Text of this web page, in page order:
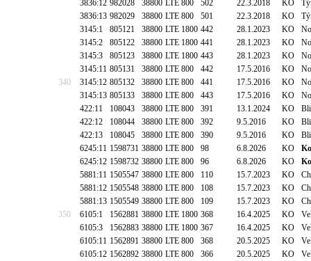
3836:12 982028 38800 LTE 800 502 22.3.2018 KO
3836:13 982029 38800 LTE 800 501 22.3.2018 KO
3145:1
805121 38800 LTE 1800 442 28.1.2023 KO
3145:2
805122 38800 LTE 1800 441 28.1.2023 KO
3145:3
805123 38800 LTE 1800 443 28.1.2023 KO
3145:11 805131 38800 LTE 800 442 17.5.2016 KO
340
3145:12 805132 38800 LTE 800 441 17.5.2016 KO
3145:13 805133 38800 LTE 800 443 17.5.2016 KO
422:11
108043 38800 LTE 800 391 13.1.2024 KO
422:12
108044 38800 LTE 800 392 9.5.2016 KO
422:13
108045 38800 LTE 800 390 9.5.2016 KO
6245:11 1598731 38800 LTE 800 98 6.8.2026 KO
6245:12 1598732 38800 LTE 800 96 6.8.2026 KO
5881:11 1505547 38800 LTE 800 110 15.7.2023 KO
5881:12 1505548 38800 LTE 800 108 15.7.2023 KO
5881:13 1505549 38800 LTE 800 109 15.7.2023 KO
350
6105:1 1562881 38800 LTE 1800 368 16.4.2025 KO
6105:3
1562883 38800 LTE 1800 367 16.4.2025 KO
6105:11 1562891 38800 LTE 800 368 20.5.2025 KO
6105:12 1562892 38800 LTE 800 366 20.5.2025 KO